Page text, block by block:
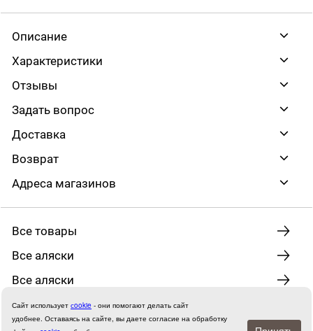
Описание
Характеристики
Отзывы
Задать вопрос
Доставка
Возврат
Адреса магазинов
Все товары
Все аляски
Все аляски
Сайт использует сookie - они помогают делать сайт
удобнее. Оставаясь на сайте, вы даете согласие на обработку